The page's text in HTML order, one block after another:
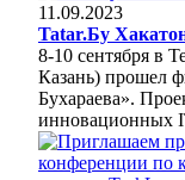
11.09.2023
Tatar.Бу
8-10 сентября в
Казань) прошел
Бухараева».
инновационных